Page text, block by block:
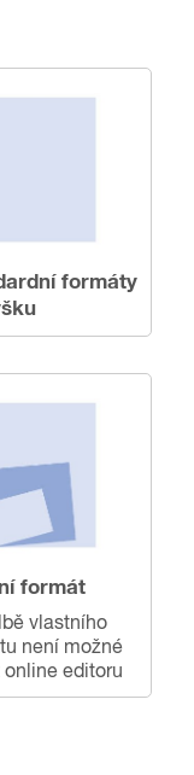
formáty
formát
vlastního
není možné
online editoru